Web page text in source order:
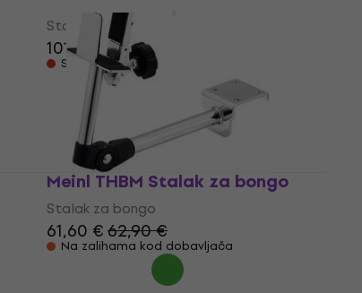
Stalak za bongo
101 €
Samo po porudžbini
Meinl THBM Stalak za bongo
Stalak za bongo
61,60 €62,90 €
Na zalihama kod dobavljača